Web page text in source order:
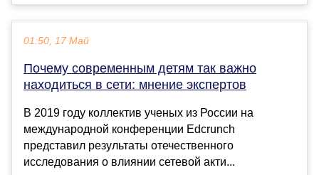
01:50, 17 Май
Почему современным детям так важно
находиться в сети: мнение экспертов
В 2019 году коллектив ученых из России на
международной конференции Edcrunch
представил результаты отечественного
исследования о влиянии сетевой акти...